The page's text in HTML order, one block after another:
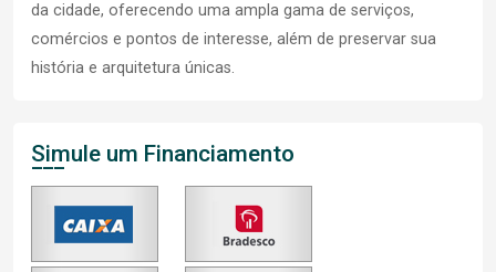
da cidade, oferecendo uma ampla gama de serviços,
comércios e pontos de interesse, além de preservar sua
história e arquitetura únicas.
Simule um Financiamento